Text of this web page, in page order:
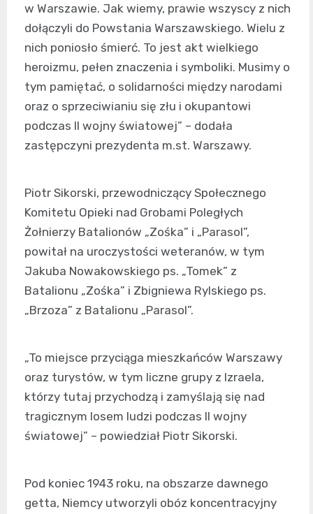
w Warszawie. Jak wiemy, prawie wszyscy z nich
dołączyli do Powstania Warszawskiego. Wielu z
nich poniosło śmierć. To jest akt wielkiego
heroizmu, pełen znaczenia i symboliki. Musimy o
tym pamiętać, o solidarności między narodami
oraz o sprzeciwianiu się złu i okupantowi
podczas II wojny światowej” – dodała
zastępczyni prezydenta m.st. Warszawy.
Piotr Sikorski, przewodniczący Społecznego
Komitetu Opieki nad Grobami Poległych
Żołnierzy Batalionów „Zośka” i „Parasol”,
powitał na uroczystości weteranów, w tym
Jakuba Nowakowskiego ps. „Tomek” z
Batalionu „Zośka” i Zbigniewa Rylskiego ps.
„Brzoza” z Batalionu „Parasol”.
„To miejsce przyciąga mieszkańców Warszawy
oraz turystów, w tym liczne grupy z Izraela,
którzy tutaj przychodzą i zamyślają się nad
tragicznym losem ludzi podczas II wojny
światowej” – powiedział Piotr Sikorski.
Pod koniec 1943 roku, na obszarze dawnego
getta, Niemcy utworzyli obóz koncentracyjny